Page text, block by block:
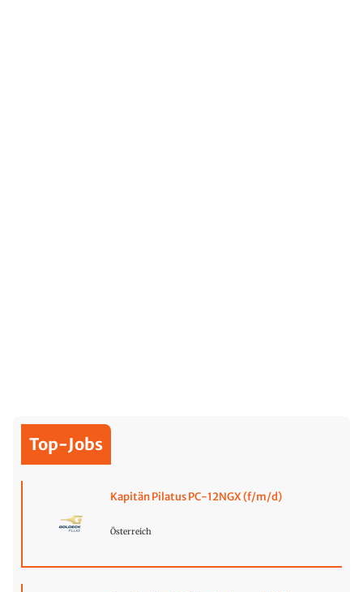
Top-Jobs
Kapitän Pilatus PC-12NGX (f/m/d)
Österreich